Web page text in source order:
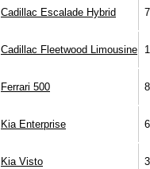
Cadillac Escalade Hybrid
Cadillac Fleetwood Limousine
Ferrari 500
Kia Enterprise
Kia Visto